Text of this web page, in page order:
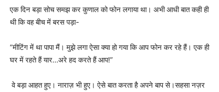
एक दिन बड़ा सोच समझ कर कुणाल को फोन लगाया था। अभी आधी बात कही ही
थी कि वह बीच में बरस पड़ा-
“मीटिंग में था पापा मैं। मुझे लगा ऐसा क्या हो गया कि आप फोन कर रहे हैं। एक ही
घर में रहते हैं यार…अरे हद करते हैं आप!”
वे बड़ा आहत हुए। नाराज़ भी हुए। ऐसे बात करता है अपने बाप से।सहसा नज़र